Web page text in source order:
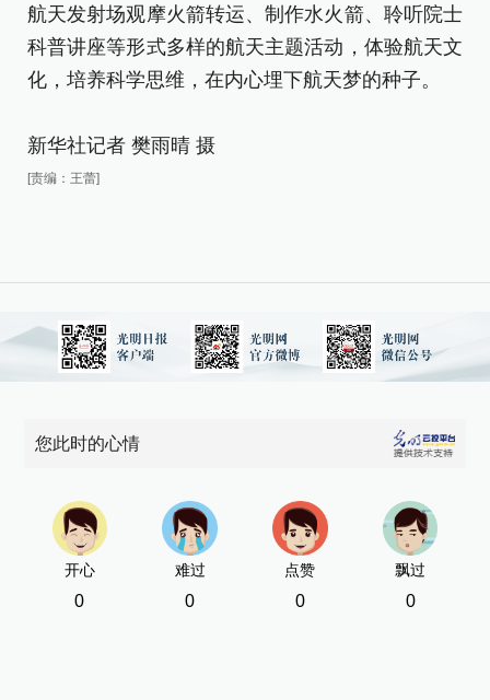
航天发射场观摩火箭转运、制作水火箭、聆听院士
科普讲座等形式多样的航天主题活动，体验航天文
化，培养科学思维，在内心埋下航天梦的种子。
新华社记者 樊雨晴 摄
[责编：王蕾]
新
您此时的心情
开心
0
难过
0
点赞
0
飘过
0